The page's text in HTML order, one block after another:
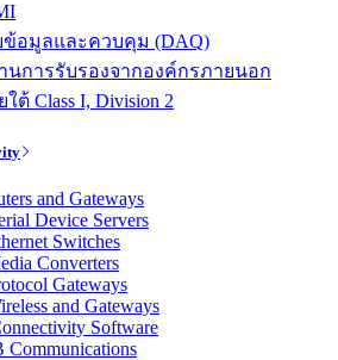
อมูลและควบคุม (DAQ)
การรับรองจากองค์กรภายนอก
ต้ Class I, Division 2
and Gateways
Device Servers
Switches
Converters
Gateways
and Gateways
Software
Communications